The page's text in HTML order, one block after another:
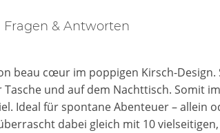
Fragen & Antworten
beau cœur im poppigen Kirsch-Design.
und auf dem Nachttisch. Somit
Ideal für spontane Abenteuer – allein
dabei gleich mit 10 vielseitigen,